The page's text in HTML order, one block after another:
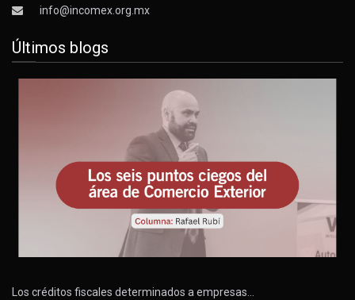
info@incomex.org.mx
Últimos blogs
Los créditos fiscales determinados a empresas…